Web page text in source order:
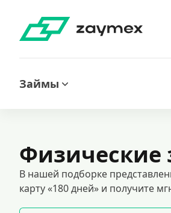
Займы
Физические
В нашей подборке
карту «180 дней» и получите